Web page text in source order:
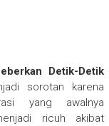
Detik-Detik
sorotan karena
yang awalnya
ricuh akibat